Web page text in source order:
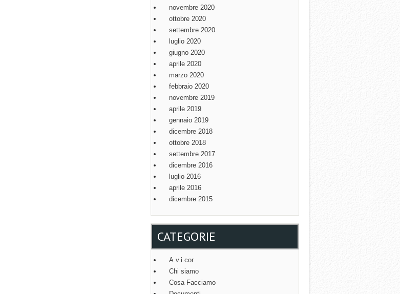
novembre 2020
ottobre 2020
settembre 2020
luglio 2020
giugno 2020
aprile 2020
marzo 2020
febbraio 2020
novembre 2019
aprile 2019
gennaio 2019
dicembre 2018
ottobre 2018
settembre 2017
dicembre 2016
luglio 2016
aprile 2016
dicembre 2015
CATEGORIE
A.v.i.cor
Chi siamo
Cosa Facciamo